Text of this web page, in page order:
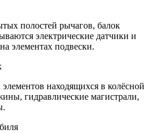
полостей рычагов, балок
электрические датчики и
элементах подвески.
находящихся в колёсной
гидравлические магистрали,